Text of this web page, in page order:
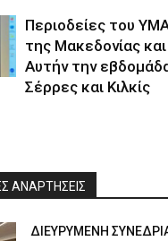
Περιοδείες του
της Μακεδονίας
Αυτήν την
Σέρρες και Κιλκίς
ΑΝΑΡΤΗΣΕΙΣ
ΔΙΕΥΡΥΜΕΝΗ